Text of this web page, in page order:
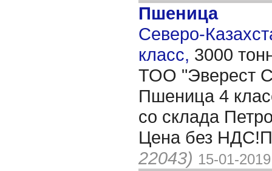
Пшеница
Северо-
класс, 3000
ТОО "Эверест
Пшеница 4
со склада
Цена без
22043) 15-01-2019